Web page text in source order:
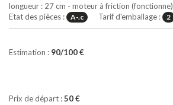
longueur : 27 cm - moteur à friction (fonctionne)
Etat des pièces :
A-.c Tarif d'emballage : 2
Estimation : 90/100 €
Prix de départ :50 €